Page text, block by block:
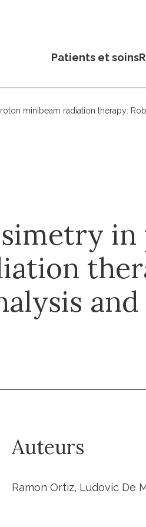
Patients et soins
minibeam radiation therapy:
and
Auteurs
Ramon Ortiz, Ludovic De